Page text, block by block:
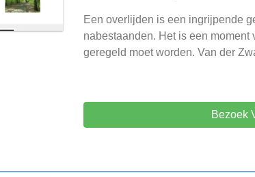
Een overlijden is een ingrijpende
nabestaanden. Het is een moment
geregeld moet worden. Van der
Bezoek